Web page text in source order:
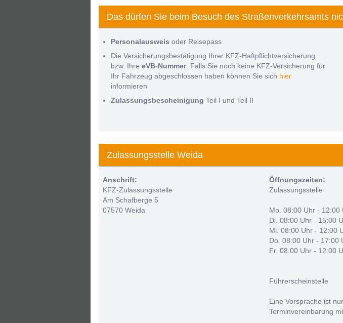
Das dürfen Sie beim Besuch des Straßenverkehrsamts
Personalausweis oder Reisepass
Die Versicherungsbestätigung Ihrer KFZ-Haftpflichtversicherung
bzw. Ihre eVB-Nummer. Falls Sie noch keine KFZ-Versicherung für
Ihr Fahrzeug abgeschlossen haben können Sie sich hier
informieren
Zulassungsbescheinigung Teil I und Teil II
Zulassungsstelle Weida
Anschrift:
KFZ-Zulassungsstelle
Am Schafberge 5
07570 Weida
Öffnungszeiten:
Zulassungsstelle
Mo. 08:00 Uhr - 12:00
Di. 08:00 Uhr - 15:00
Mi. 08:00 Uhr - 12:00
Do. 08:00 Uhr - 17:00
Fr. 08:00 Uhr - 12:00
Führerscheinstelle
Eine Vorsprache ist
Terminvereinbarung